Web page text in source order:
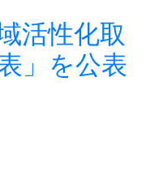
活性化取
」を公表